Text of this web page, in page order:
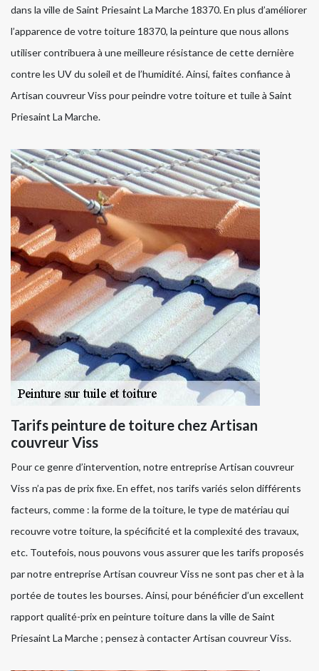
dans la ville de Saint Priesaint La Marche 18370. En plus d’améliorer
l’apparence de votre toiture 18370, la peinture que nous allons
utiliser contribuera à une meilleure résistance de cette dernière
contre les UV du soleil et de l’humidité. Ainsi, faites confiance à
Artisan couvreur Viss pour peindre votre toiture et tuile à Saint
Priesaint La Marche.
Tarifs peinture de toiture chez Artisan
couvreur Viss
Pour ce genre d’intervention, notre entreprise Artisan couvreur
Viss n’a pas de prix fixe. En effet, nos tarifs variés selon différents
facteurs, comme : la forme de la toiture, le type de matériau qui
recouvre votre toiture, la spécificité et la complexité des travaux,
etc. Toutefois, nous pouvons vous assurer que les tarifs proposés
par notre entreprise Artisan couvreur Viss ne sont pas cher et à la
portée de toutes les bourses. Ainsi, pour bénéficier d’un excellent
rapport qualité-prix en peinture toiture dans la ville de Saint
Priesaint La Marche ; pensez à contacter Artisan couvreur Viss.